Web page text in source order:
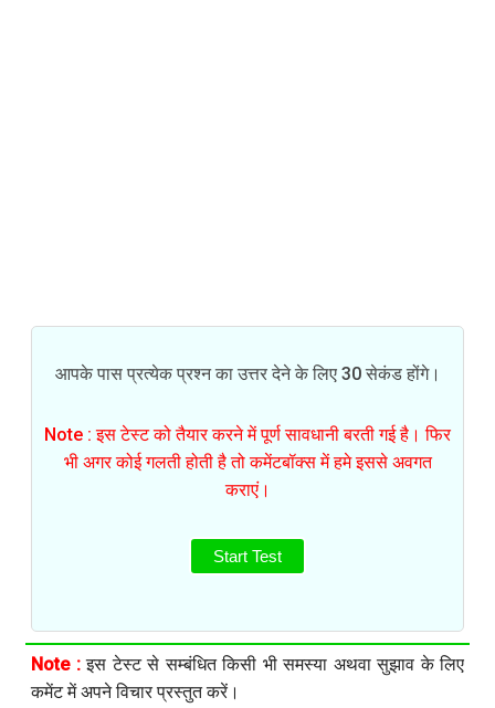
आपके पास प्रत्येक प्रश्न का उत्तर देने के लिए 30 सेकंड होंगे।
Note : इस टेस्ट को तैयार करने में पूर्ण सावधानी बरती गई है। फिर
भी अगर कोई गलती होती है तो कमेंटबॉक्स में हमे इससे अवगत
कराएं।
Start Test
Note :इस टेस्ट से सम्बंधित किसी भी समस्या अथवा सुझाव के लिए
कमेंट में अपने विचार प्रस्तुत करें।